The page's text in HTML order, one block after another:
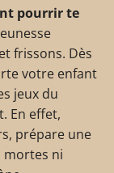
pourrir te
frissons. Dès
votre enfant
jeux du
En effet,
prépare une
mortes ni